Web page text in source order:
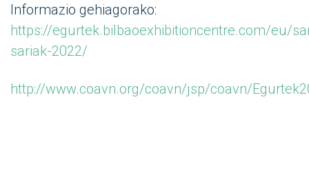
Informazio gehiagorako:
https://egurtek.bilbaoexhibitioncentre.com/eu/
sariak-2022/
http://www.coavn.org/coavn/jsp/coavn/